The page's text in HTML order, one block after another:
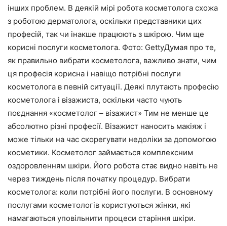
інших проблем. В деякій мірі робота косметолога схожа
з роботою дерматолога, оскільки представники цих
професій, так чи інакше працюють з шкірою. Чим ще
корисні послуги косметолога. Фото: GettyДумая про те,
як правильно вибрати косметолога, важливо знати, чим
ця професія корисна і навіщо потрібні послуги
косметолога в певній ситуації. Деякі плутають професію
косметолога і візажиста, оскільки часто чують
поєднання «косметолог – візажист» Тим не менше це
абсолютно різні професії. Візажист наносить макіяж і
може тільки на час скорегувати недоліки за допомогою
косметики. Косметолог займається комплексним
оздоровленням шкіри. Його робота стає видно навіть не
через тиждень після початку процедур. Вибрати
косметолога: коли потрібні його послуги. В основному
послугами косметологів користуються жінки, які
намагаються уповільнити процеси старіння шкіри.